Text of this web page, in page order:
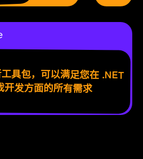
具包，可以满足您在 .NET
开发方面的所有需求